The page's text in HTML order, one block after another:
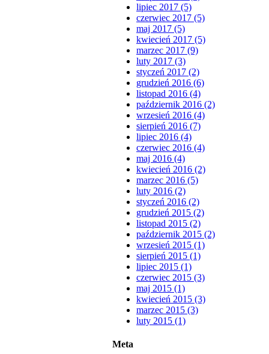
lipiec 2017 (5)
czerwiec 2017 (5)
maj 2017 (5)
kwiecień 2017 (5)
marzec 2017 (9)
luty 2017 (3)
styczeń 2017 (2)
grudzień 2016 (6)
listopad 2016 (4)
październik 2016 (2)
wrzesień 2016 (4)
sierpień 2016 (7)
lipiec 2016 (4)
czerwiec 2016 (4)
maj 2016 (4)
kwiecień 2016 (2)
marzec 2016 (5)
luty 2016 (2)
styczeń 2016 (2)
grudzień 2015 (2)
listopad 2015 (2)
październik 2015 (2)
wrzesień 2015 (1)
sierpień 2015 (1)
lipiec 2015 (1)
czerwiec 2015 (3)
maj 2015 (1)
kwiecień 2015 (3)
marzec 2015 (3)
luty 2015 (1)
Meta